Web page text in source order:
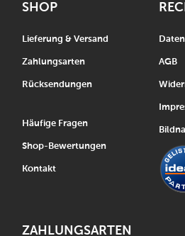
SHOP
Lieferung & Versand
Zahlungsarten
Rücksendungen
Häufige Fragen
Shop-Bewertungen
Kontakt
AGB
ZAHLUNGSARTEN